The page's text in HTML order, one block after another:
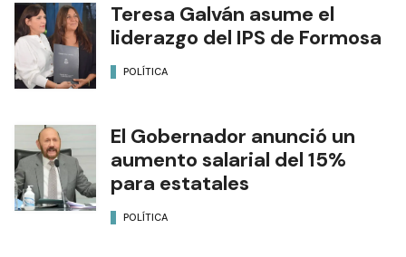
Teresa Galván asume el
liderazgo del IPS de Formosa
POLÍTICA
El Gobernador anunció un
aumento salarial del 15%
para estatales
POLÍTICA